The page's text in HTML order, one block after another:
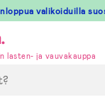
valikoiduilla
lasten- ja vauvakauppa